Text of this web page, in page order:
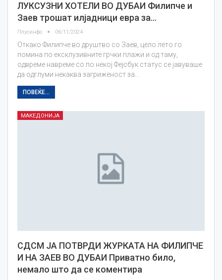
ЛУКСУЗНИ ХОТЕЛИ ВО ДУБАИ Филипче и
Заев трошат илјадници евра за…
Плусинфо 06/11/2024
Откако Филипче во друштво со Заев, цело лето го
помина по ексклузивните грчки плажи и од таму,
одвреме навреме со по некој Фејсбук статус се јавуваше
да одглуми некаква загриженост за…
ПОВЕЌЕ...
МАКЕДОНИЈА
СДСМ ЈА ПОТВРДИ ЖУРКАТА НА ФИЛИПЧЕ
И НА ЗАЕВ ВО ДУБАИ Приватно било,
немало што да се коментира